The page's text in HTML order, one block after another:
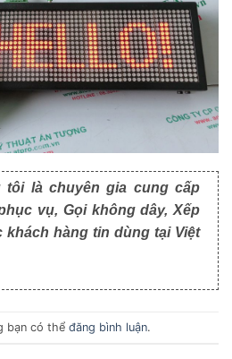
là chuyên gia cung cấp
vụ, Gọi không dây, Xếp
hàng tin dùng tại Việt
bạn có thể đăng bình luận.